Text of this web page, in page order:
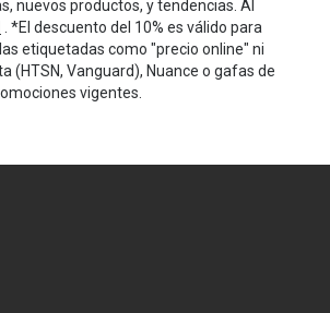
nuevos productos, y tendencias. Al
. *El descuento del 10% es válido para
etiquetadas como "precio online" ni
(HTSN, Vanguard), Nuance o gafas de
vigentes.